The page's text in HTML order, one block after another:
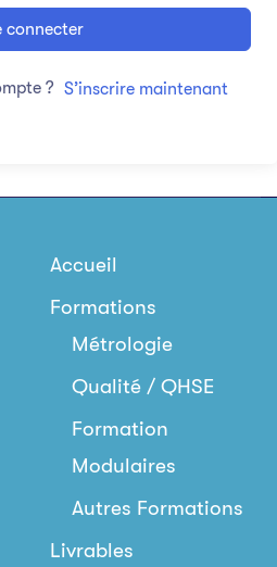
connecter
? S’inscrire maintenant
Accueil
Formations
Métrologie
Qualité / QHSE
Formation
Modulaires
Autres Formations
Livrables